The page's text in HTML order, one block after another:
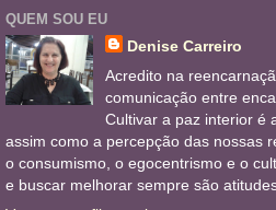
QUEM SOU EU
Denise Carreiro
Acredito na
comunicação entre
Cultivar a paz interior é
assim como a percepção das nossas
o consumismo, o egocentrismo e o
e buscar melhorar sempre são